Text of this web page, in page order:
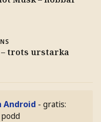
trots urstarka
Android - gratis: